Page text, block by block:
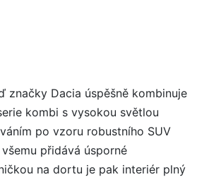
značky Dacia úspěšně kombinuje
kombi s vysokou světlou
po vzoru robustního SUV
přidává úsporné
na dortu je pak interiér plný